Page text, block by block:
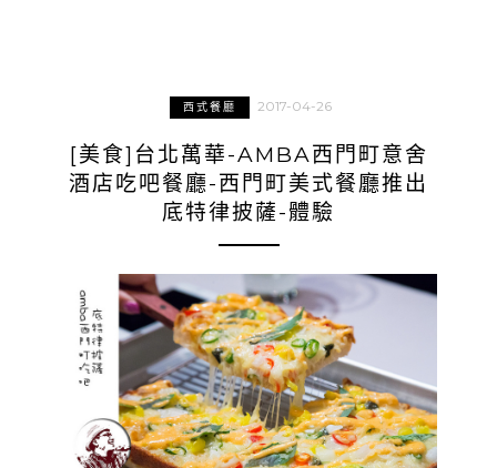
西式餐廳 2017-04-26
[美食]台北萬華-AMBA西門町意舍
酒店吃吧餐廳-西門町美式餐廳推出
底特律披薩-體驗